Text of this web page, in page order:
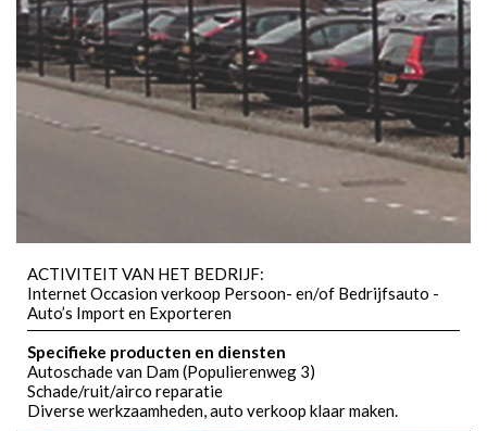
ACTIVITEIT VAN HET BEDRIJF:
Internet Occasion verkoop Persoon- en/of Bedrijfsauto -
Auto’s Import en Exporteren
Specifieke producten en diensten
Autoschade van Dam (Populierenweg 3)
Schade/ruit/airco reparatie
Diverse werkzaamheden, auto verkoop klaar maken.